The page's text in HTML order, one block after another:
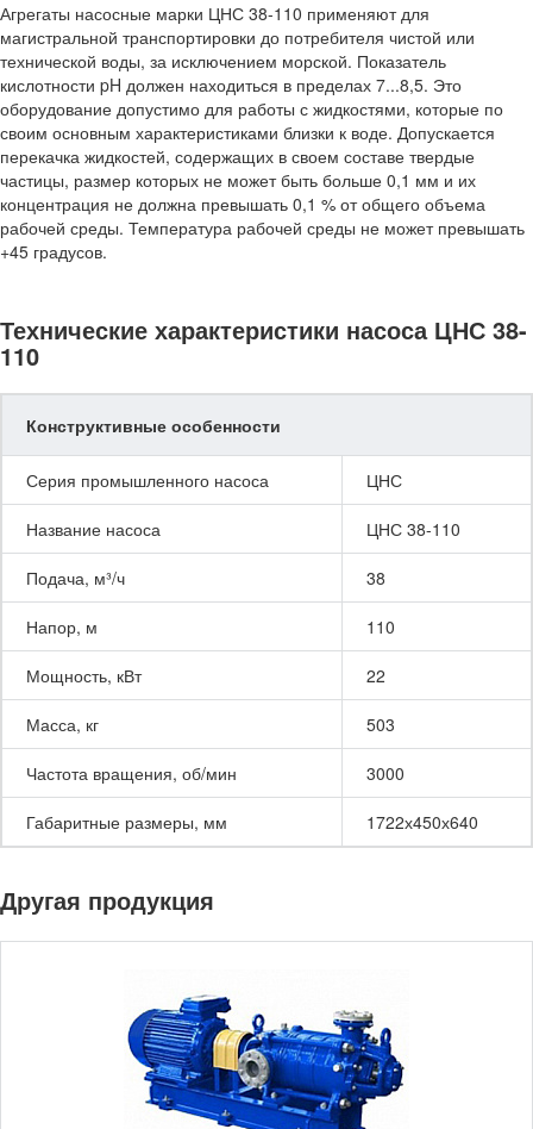
Агрегаты насосные марки ЦНС 38-110 применяют для
магистральной транспортировки до потребителя чистой или
технической воды, за исключением морской. Показатель
кислотности pH должен находиться в пределах 7...8,5. Это
оборудование допустимо для работы с жидкостями, которые по
своим основным характеристиками близки к воде. Допускается
перекачка жидкостей, содержащих в своем составе твердые
частицы, размер которых не может быть больше 0,1 мм и их
концентрация не должна превышать 0,1 % от общего объема
рабочей среды. Температура рабочей среды не может превышать
+45 градусов.
Технические характеристики насоса ЦНС 38-
110
Конструктивные особенности
Серия промышленного насоса ЦНС
Название насоса ЦНС 38-110
Подача, м³/ч 38
Напор, м 110
Мощность, кВт 22
Масса, кг 503
Частота вращения, об/мин 3000
Габаритные размеры, мм 1722х450х640
Другая продукция